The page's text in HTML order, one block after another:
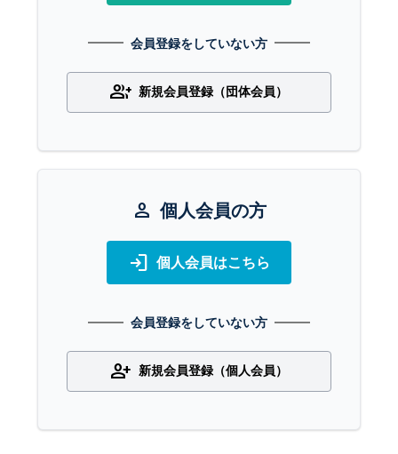
会員登録をしていない方
group_add 新規会員登録（団体会員）
person 個人会員の方
login 個人会員はこちら
会員登録をしていない方
person_add 新規会員登録（個人会員）